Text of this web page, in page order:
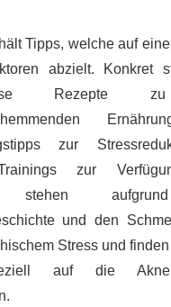
Tipps, welche auf
abzielt. Konkret
Rezepte
zur
zur
stehen
und den
Stress und
auf die